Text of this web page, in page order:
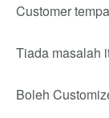
Customer
Tiada masalah
Boleh